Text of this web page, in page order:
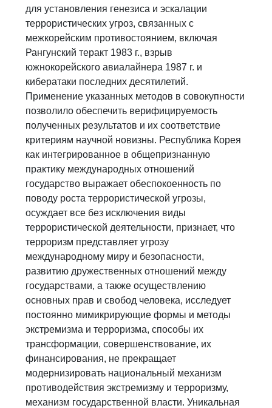
для установления генезиса и эскалации
террористических угроз, связанных с
межкорейским противостоянием, включая
Рангунский теракт 1983 г., взрыв
южнокорейского авиалайнера 1987 г. и
кибератаки последних десятилетий.
Применение указанных методов в совокупности
позволило обеспечить верифицируемость
полученных результатов и их соответствие
критериям научной новизны. Республика Корея
как интегрированное в общепризнанную
практику международных отношений
государство выражает обеспокоенность по
поводу роста террористической угрозы,
осуждает все без исключения виды
террористической деятельности, признает, что
терроризм представляет угрозу
международному миру и безопасности,
развитию дружественных отношений между
государствами, а также осуществлению
основных прав и свобод человека, исследует
постоянно мимикрирующие формы и методы
экстремизма и терроризма, способы их
трансформации, совершенствование, их
финансирования, не прекращает
модернизировать национальный механизм
противодействия экстремизму и терроризму,
механизм государственной власти. Уникальная